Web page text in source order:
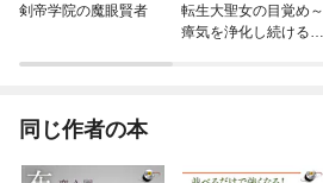
剣帝学院の魔眼賢者
転生大聖女の目覚め～
瘴気を浄化し続けるこ
同じ作者の本